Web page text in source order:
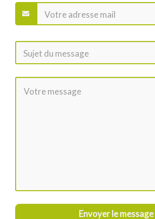
Envoyer le message